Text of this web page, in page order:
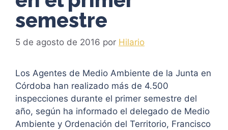
semestre
5 de agosto de 2016 por Hilario
Los Agentes de Medio Ambiente de la Junta en
Córdoba han realizado más de 4.500
inspecciones durante el primer semestre del
año, según ha informado el delegado de Medio
Ambiente y Ordenación del Territorio, Francisco